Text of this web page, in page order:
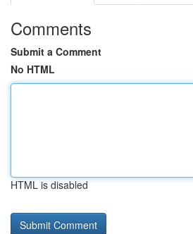
Comments
Submit a Comment
No HTML
HTML is disabled